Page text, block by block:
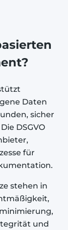
Daten
sicher
DSGVO
für
stehen in
und